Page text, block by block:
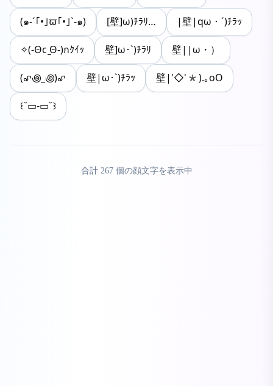
(๑-´｢•｣ϖ｢•｣`-๑) [壁]ω)ﾁﾗﾘ… |壁|qω・´)ﾁﾗｯ
✧(-Θc ̫Θ-)กｸｲｯ 壁]ω･`)ﾁﾗﾘ 壁||ω・）
(꩖꩜_꩜)꩖ 壁|ω･`)ﾁﾗｯ 壁|'◇'*).｡oO
꒰˘▭-▭˘꒱
合計 267個の顔文字を表示中